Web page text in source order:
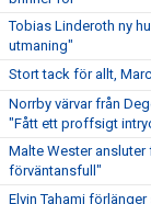
Tobias Linderoth ny
utmaning"
Stort tack för allt,
Norrby värvar från
"Fått ett proffsigt
Malte Wester
förväntansfull"
Elvin Tahami förlänger